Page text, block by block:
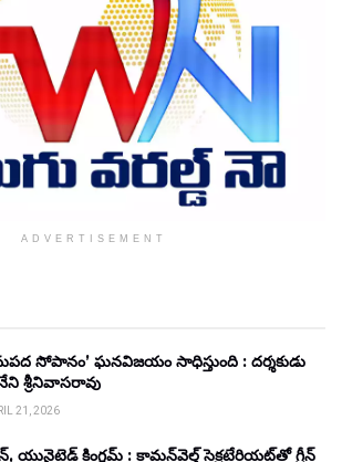
ADVERTISEMENT
సోపానం’ ఘనవిజయం సాధిస్తుంది : దర్శకుడు
శ్రీనివాసరావు
21, 2026
యునైటెడ్ కింగ్డమ్ : కామన్‌వెల్త్ సెక్రటేరియట్‌తో గ్రీన్